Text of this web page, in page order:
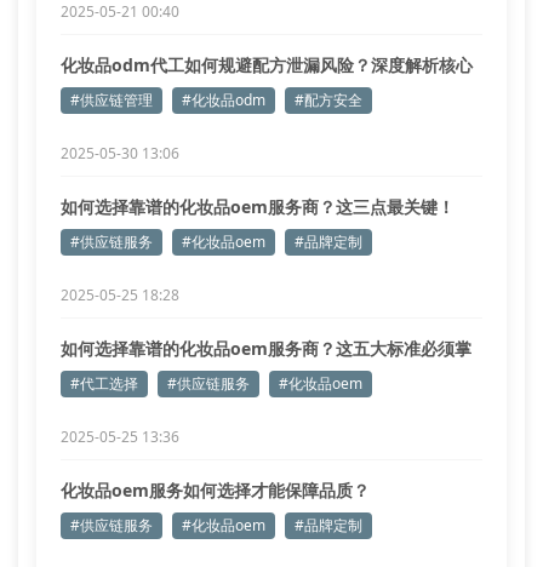
2025-05-21 00:40
化妆品odm代工如何规避配方泄漏风险？深度解析核心
管控机制
#供应链管理 #化妆品odm #配方安全
2025-05-30 13:06
如何选择靠谱的化妆品oem服务商？这三点最关键！
#供应链服务 #化妆品oem #品牌定制
2025-05-25 18:28
如何选择靠谱的化妆品oem服务商？这五大标准必须掌
握！
#代工选择 #供应链服务 #化妆品oem
2025-05-25 13:36
化妆品oem服务如何选择才能保障品质？
#供应链服务 #化妆品oem #品牌定制